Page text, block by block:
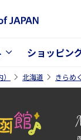
ショッピン
北海道 きらめ